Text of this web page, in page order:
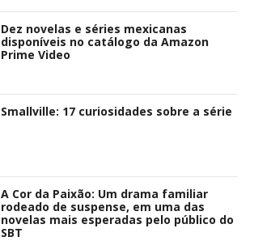
Dez novelas e séries mexicanas
disponíveis no catálogo da Amazon
Prime Video
Smallville: 17 curiosidades sobre a série
A Cor da Paixão: Um drama familiar
rodeado de suspense, em uma das
novelas mais esperadas pelo público do
SBT